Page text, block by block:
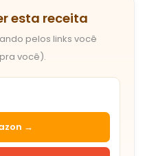
esta receita
pelos links você
você).
→